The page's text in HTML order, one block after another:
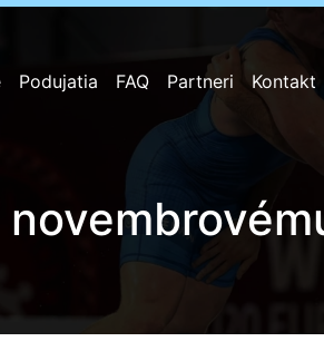
Podujatia FAQ Partneri Kontakt